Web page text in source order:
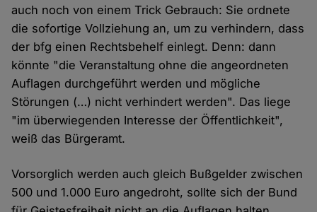
auch noch von einem Trick Gebrauch: Sie ordnete
die sofortige Vollziehung an, um zu verhindern, dass
der bfg einen Rechtsbehelf einlegt. Denn: dann
könnte "die Veranstaltung ohne die angeordneten
Auflagen durchgeführt werden und mögliche
Störungen (…) nicht verhindert werden". Das liege
"im überwiegenden Interesse der Öffentlichkeit",
weiß das Bürgeramt.
Vorsorglich werden auch gleich Bußgelder zwischen
500 und 1.000 Euro angedroht, sollte sich der Bund